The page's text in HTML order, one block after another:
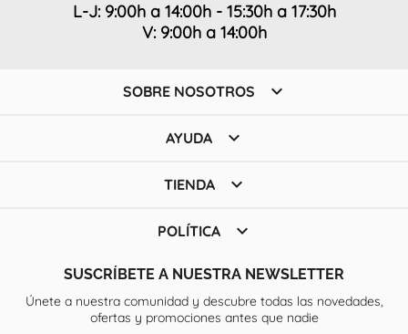
L-J: 9:00h a 14:00h - 15:30h a 17:30h
V: 9:00h a 14:00h
SOBRE NOSOTROS 
AYUDA 
TIENDA 
POLÍTICA 
SUSCRÍBETE A NUESTRA NEWSLETTER
Únete a nuestra comunidad y descubre todas las novedades,
ofertas y promociones antes que nadie